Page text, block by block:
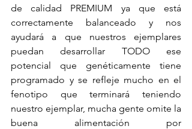
de calidad PREMIUM ya que está
correctamente balanceado y nos
ayudará a que nuestros ejemplares
puedan desarrollar TODO ese
potencial que genéticamente tiene
programado y se refleje mucho en el
fenotipo que terminará teniendo
nuestro ejemplar, mucha gente omite la
buena alimentación por